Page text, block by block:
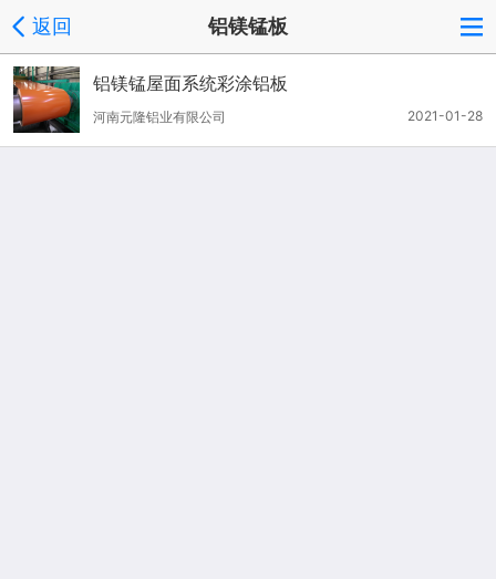
返回 铝镁锰板
铝镁锰屋面系统彩涂铝板
2021-01-28
河南元隆铝业有限公司